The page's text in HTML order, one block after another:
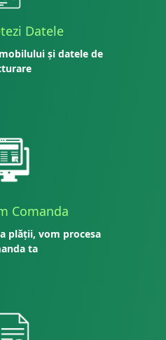
Datele
și datele de
Comanda
plății, vom procesa
ta